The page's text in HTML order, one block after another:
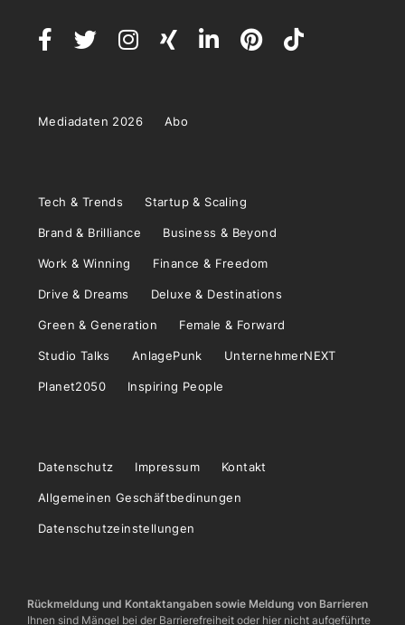
Mediadaten 2026 Abo
Tech & Trends Startup & Scaling
Brand & Brilliance Business & Beyond
Work & Winning Finance & Freedom
Drive & Dreams Deluxe & Destinations
Green & Generation Female & Forward
Studio Talks AnlagePunk UnternehmerNEXT
Planet2050 Inspiring People
Datenschutz Impressum Kontakt
Allgemeinen Geschäftbedinungen
Datenschutzeinstellungen
Rückmeldung und Kontaktangaben sowie Meldung von Barrieren
Ihnen sind Mängel bei der Barrierefreiheit oder hier nicht aufgeführte